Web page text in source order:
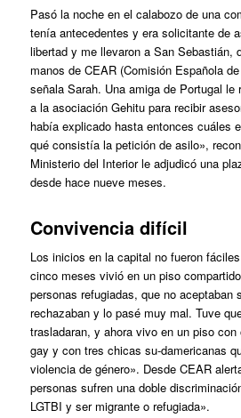
Pasó la noche en el calabozo de una
tenía antecedentes y era solicitante de
libertad y me llevaron a San Sebastián,
manos de CEAR (Comisión Española
señala Sarah. Una amiga de Portugal le
a la asociación Gehitu para recibir
había explicado hasta entonces cuáles
qué consistía la petición de asilo»,
Ministerio del Interior le adjudicó una
desde hace nueve meses.
Convivencia difícil
Los inicios en la capital no fueron
cinco meses vivió en un piso
personas refugiadas, que no aceptaban
rechazaban y lo pasé muy mal. Tuve
trasladaran, y ahora vivo en un piso con
gay y con tres chicas su-damericanas
violencia de género». Desde CEAR
personas sufren una doble
LGTBI y ser migrante o refugiada».